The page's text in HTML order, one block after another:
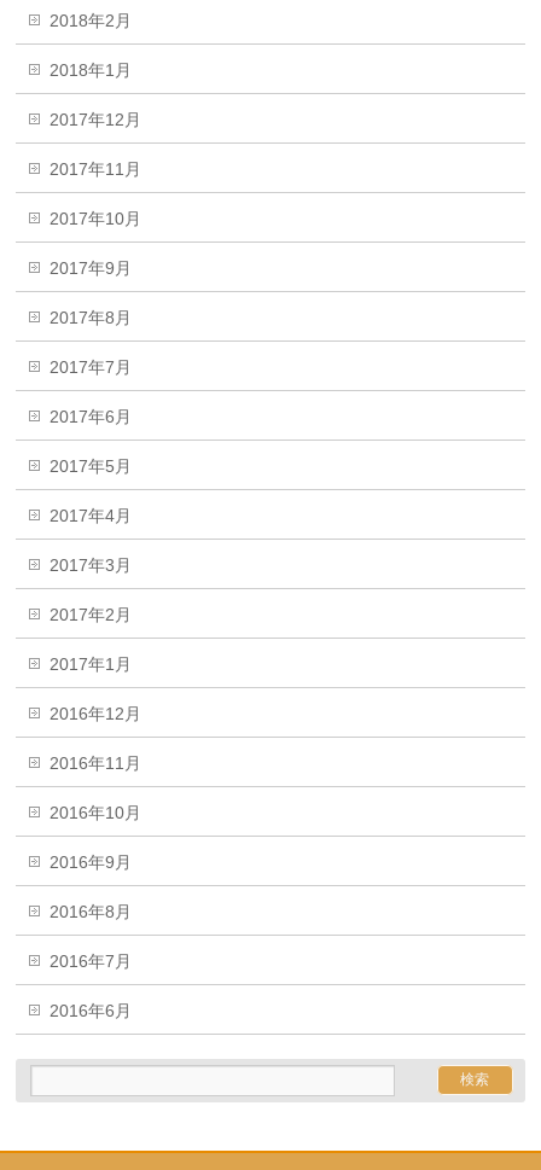
2018年2月
2018年1月
2017年12月
2017年11月
2017年10月
2017年9月
2017年8月
2017年7月
2017年6月
2017年5月
2017年4月
2017年3月
2017年2月
2017年1月
2016年12月
2016年11月
2016年10月
2016年9月
2016年8月
2016年7月
2016年6月